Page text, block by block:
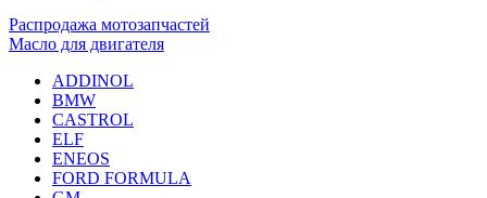
Распродажа мотозапчастей
Масло для двигателя
ADDINOL
BMW
CASTROL
ELF
ENEOS
FORD FORMULA